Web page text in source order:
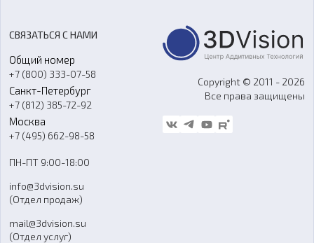
Оборудование и материалы для вакуумного литья
Аксессуары и прочее оборудование
Программное обеспечение
Ремонт и услуги
О компании
Контакты
Гос. закупки
Стать дилером
Блог
FAQ
СВЯЗАТЬСЯ С НАМИ
Общий номер
+7 (800) 333-07-58
Санкт-Петербург
+7 (812) 385-72-92
Москва
+7 (495) 662-98-58
ПН-ПТ 9:00-18:00
info@3dvision.su
(Отдел продаж)
mail@3dvision.su
(Отдел услуг)
Copyright © 2011 - 2026
Все права защищены